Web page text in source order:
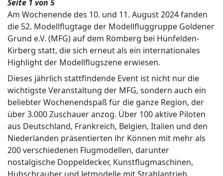
Seite 1 von 5
Am Wochenende des 10. und 11. August 2024 fanden
die 52. Modellflugtage der Modellfluggruppe Goldener
Grund e.V. (MFG) auf dem Römberg bei Hünfelden-
Kirberg statt, die sich erneut als ein internationales
Highlight der Modellflugszene erwiesen.
Dieses jährlich stattfindende Event ist nicht nur die
wichtigste Veranstaltung der MFG, sondern auch ein
beliebter Wochenendspaß für die ganze Region, der
über 3.000 Zuschauer anzog. Über 100 aktive Piloten
aus Deutschland, Frankreich, Belgien, Italien und den
Niederlanden präsentierten ihr Können mit mehr als
200 verschiedenen Flugmodellen, darunter
nostalgische Doppeldecker, Kunstflugmaschinen,